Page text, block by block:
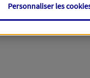
Personnaliser les